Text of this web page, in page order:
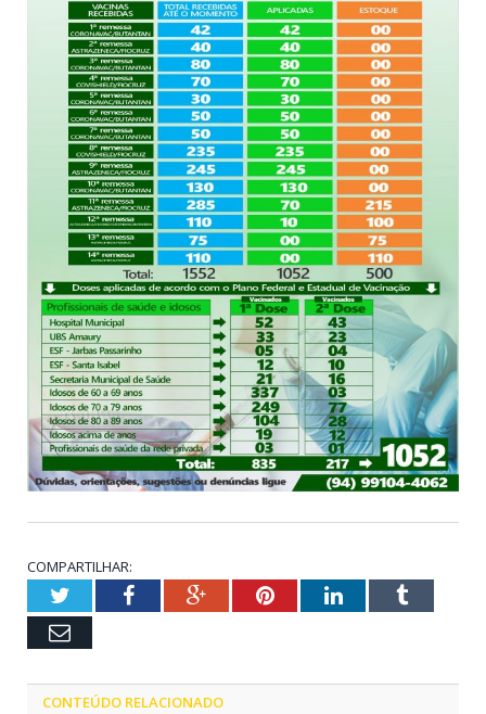
COMPARTILHAR:
TwitterFacebookGoogle+PinterestLinkedInTumblr
Email
CONTEÚDO RELACIONADO